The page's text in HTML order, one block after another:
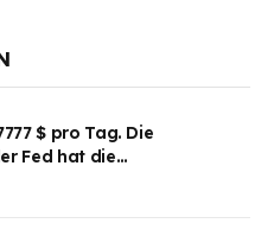
$ pro Tag. Die
Fed hat die
des Marktes erregt.